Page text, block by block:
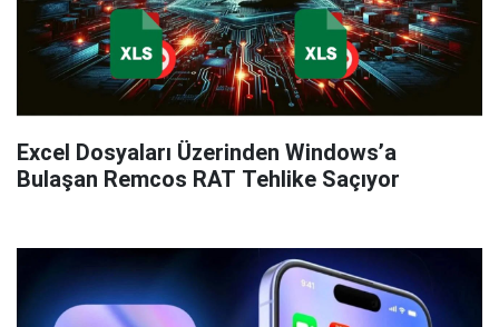
Excel Dosyaları Üzerinden Windows’a
Bulaşan Remcos RAT Tehlike Saçıyor